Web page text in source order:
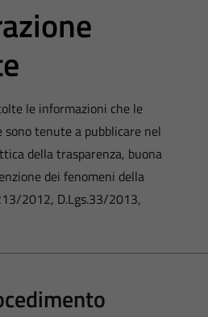
le informazioni che le
tenute a pubblicare nel
della trasparenza, buona
dei fenomeni della
2012, D.Lgs.33/2013,